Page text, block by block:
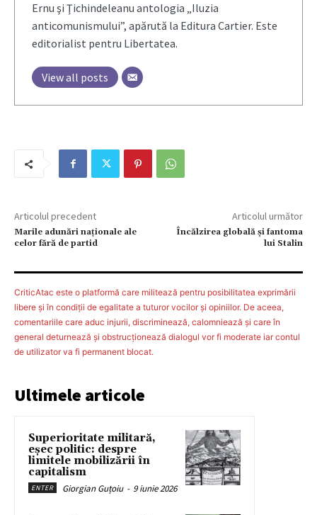
Ernu şi Ţichindeleanu antologia „Iluzia
anticomunismului”, apărută la Editura Cartier. Este
editorialist pentru Libertatea.
View all posts
Articolul precedent
Marile adunări naționale ale
celor fără de partid
Articolul următor
Încălzirea globală și fantoma
lui Stalin
CriticAtac este o platformă care militează pentru posibilitatea exprimării
libere şi în condiţii de egalitate a tuturor vocilor şi opiniilor. De aceea,
comentariile care aduc injurii, discriminează, calomniează şi care în
general deturnează şi obstrucţionează dialogul vor fi moderate iar contul
de utilizator va fi permanent blocat.
Ultimele articole
Superioritate militară,
eșec politic: despre
limitele mobilizării în
capitalism
ENTER Giorgian Guțoiu - 9 iunie 2026